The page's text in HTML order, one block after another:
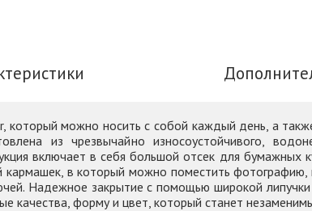
можно носить с собой каждый день, а
из чрезвычайно износоустойчивого,
включает в себя большой отсек для бумажных
в который можно поместить
Надежное закрытие с помощью широкой липучки
качества, форму и цвет, который станет